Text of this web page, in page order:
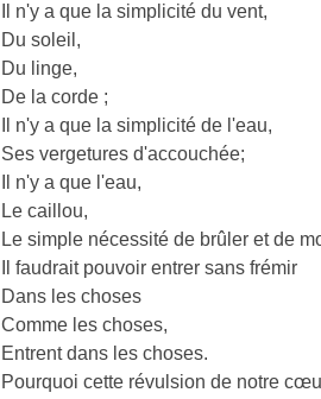
Il n'y a que la simplicité du vent,
Du soleil,
Du linge,
De la corde ;
Il n'y a que la simplicité de l'eau,
Ses vergetures d'accouchée;
Il n'y a que l'eau,
Le caillou,
Le simple nécessité de brûler et de
Il faudrait pouvoir entrer sans frémir
Dans les choses
Comme les choses,
Entrent dans les choses.
Pourquoi cette révulsion de notre